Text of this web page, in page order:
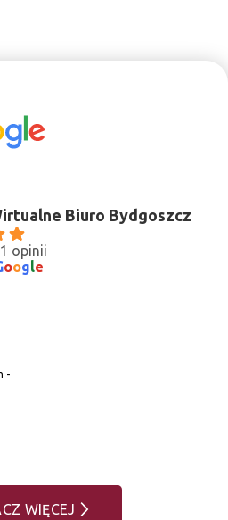
Biuro Bydgoszcz
opinii
oogle
-
WIĘCEJ